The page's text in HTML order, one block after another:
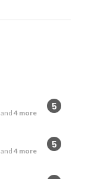
5
and 4 more
5
and 4 more